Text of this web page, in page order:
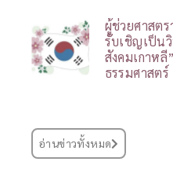
ผู้ช่วยศาสต
รับเชิญเป็น
สังคมเกาหลี
ธรรมศาสตร์
อ่านข่าวทั้งหมด